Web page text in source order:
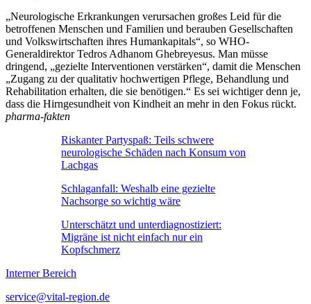
„Neurologische Erkrankungen verursachen großes Leid für die
betroffenen Menschen und Familien und berauben Gesellschaften
und Volkswirtschaften ihres Humankapitals“, so WHO-
Generaldirektor Tedros Adhanom Ghebreyesus. Man müsse
dringend, „gezielte Interventionen verstärken“, damit die Menschen
„Zugang zu der qualitativ hochwertigen Pflege, Behandlung und
Rehabilitation erhalten, die sie benötigen.“ Es sei wichtiger denn je,
dass die Hirngesundheit von Kindheit an mehr in den Fokus rückt.
pharma-fakten
Riskanter Partyspaß: Teils schwere
neurologische Schäden nach Konsum von
Lachgas
Schlaganfall: Weshalb eine gezielte
Nachsorge so wichtig wäre
Unterschätzt und unterdiagnostiziert:
Migräne ist nicht einfach nur ein
Kopfschmerz
Interner Bereich
service@vital-region.de